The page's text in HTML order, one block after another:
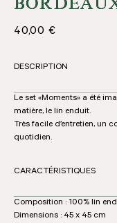
40,00 €
DESCRIPTION
Le set «Moments» a été
matière, le lin enduit.
Très facile d’entretien, un
quotidien.
CARACTÉRISTIQUES
Composition : 100% lin
Dimensions : 45 x 45 cm